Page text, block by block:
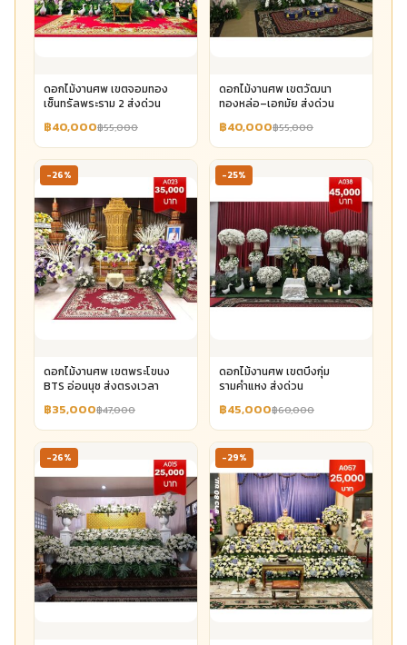
ดอกไม้งานศพ เขตจอมทอง
เซ็นทรัลพระราม 2 ส่งด่วน
฿40,000฿55,000
ดอกไม้งานศพ เขตวัฒนา
ทองหล่อ–เอกมัย ส่งด่วน
฿40,000฿55,000
-26%
ดอกไม้งานศพ เขตพระโขนง
BTS อ่อนนุช ส่งตรงเวลา
฿35,000฿47,000
-25%
ดอกไม้งานศพ เขตบึงกุ่ม
รามคำแหง ส่งด่วน
฿45,000฿60,000
-26% -29%